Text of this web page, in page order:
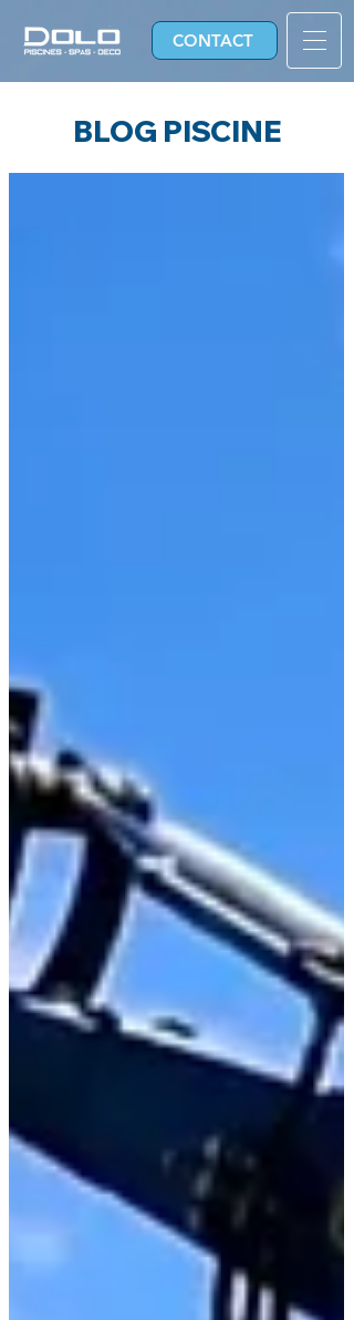
CONTACT
BLOG PISCINE